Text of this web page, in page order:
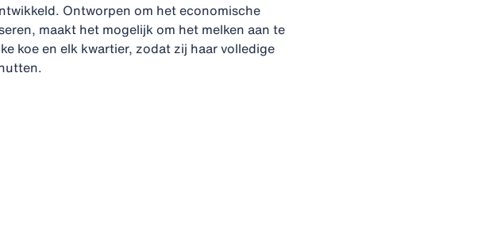
Ontworpen om het economische
maakt het mogelijk om het melken aan te
koe en elk kwartier, zodat zij haar volledige